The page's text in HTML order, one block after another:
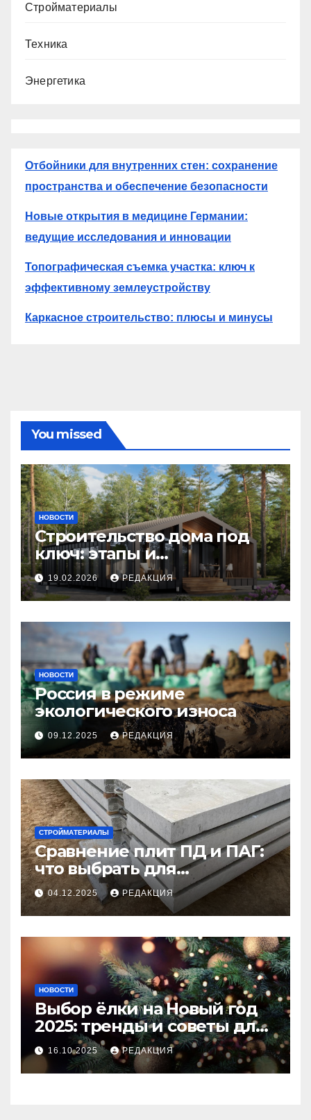
Стройматериалы
Техника
Энергетика
Отбойники для внутренних стен: сохранение
пространства и обеспечение безопасности
Новые открытия в медицине Германии:
ведущие исследования и инновации
Топографическая съемка участка: ключ к
эффективному землеустройству
Каркасное строительство: плюсы и минусы
You missed
НОВОСТИ
Строительство дома под
ключ: этапы и
планирование бюджета
19.02.2026 РЕДАКЦИЯ
НОВОСТИ
Россия в режиме
экологического износа
09.12.2025 РЕДАКЦИЯ
СТРОЙМАТЕРИАЛЫ
Сравнение плит ПД и ПАГ:
что выбрать для
долговечного и прочного
покрытия
04.12.2025 РЕДАКЦИЯ
НОВОСТИ
Выбор ёлки на Новый год
2025: тренды и советы для
идеального праздника
16.10.2025 РЕДАКЦИЯ